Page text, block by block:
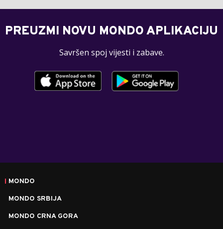
PREUZMI NOVU MONDO APLIKACIJU
Savršen spoj vijesti i zabave.
MONDO
MONDO SRBIJA
MONDO CRNA GORA